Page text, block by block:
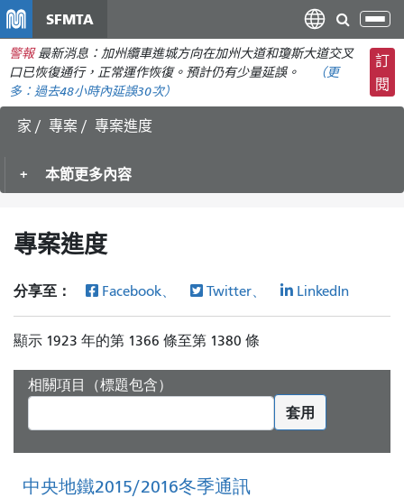
主
要
SFMTA
切
換
導
航
警報 最新消息：加州纜車進城方向在加州大道和瓊斯大道交叉
口已恢復通行，正常運作恢復。預計仍有少量延誤。
（更
多： 過去48小時內延誤30次）
訂
閱
家 專案 專案進度
本節更多內容
專案進度
分享至： Facebook、 Twitter、 LinkedIn
顯示 1923 年的第 1366 條至第 1380 條
相關項目（標題包含）
套用
中央地鐵2015/2016冬季通訊